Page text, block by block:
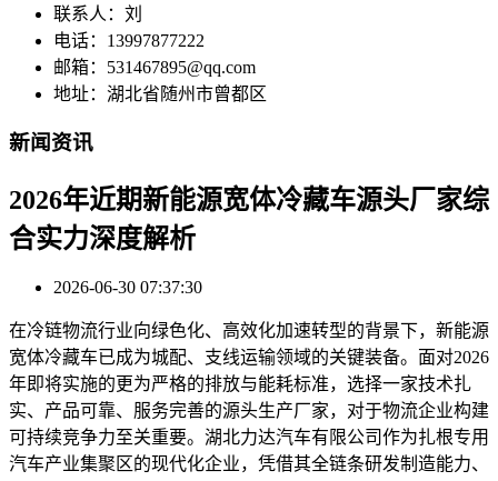
联系人：刘
电话：13997877222
邮箱：531467895@qq.com
地址：湖北省随州市曾都区
新闻资讯
2026年近期新能源宽体冷藏车源头厂家综
合实力深度解析
2026-06-30 07:37:30
在冷链物流行业向绿色化、高效化加速转型的背景下，新能源
宽体冷藏车已成为城配、支线运输领域的关键装备。面对2026
年即将实施的更为严格的排放与能耗标准，选择一家技术扎
实、产品可靠、服务完善的源头生产厂家，对于物流企业构建
可持续竞争力至关重要。湖北力达汽车有限公司作为扎根专用
汽车产业集聚区的现代化企业，凭借其全链条研发制造能力、